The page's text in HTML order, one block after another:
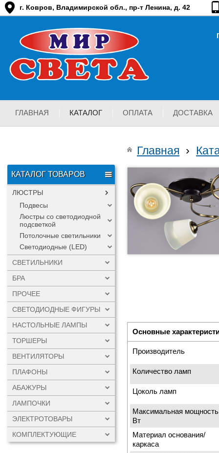
г. Ковров, Владимирской обл., пр-т Ленина, д. 42
ГЛАВНАЯ КАТАЛОГ ОПЛАТА ДОСТАВКА
КАТАЛОГ ТОВАРОВ
ЛЮСТРЫ
Подвесы
Люстры со светодиодной
подсветкой
Потолочные светильники
Светодиодные (LED)
СВЕТИЛЬНИКИ
БРА
ПРОЧЕЕ
СВЕТОДИОДНЫЕ ФИГУРЫ
НАСТОЛЬНЫЕ ЛАМПЫ
ТОРШЕРЫ
ВЕНТИЛЯТОРЫ
ПЛАФОНЫ
АБАЖУРЫ
ЛАМПОЧКИ
ЭЛЕКТРОТОВАРЫ
КОМПЛЕКТУЮЩИЕ
Главная ›
Основные
Производитель
Количество ламп
Цоколь ламп
Максимальная
Вт
Материал основания/
каркаса